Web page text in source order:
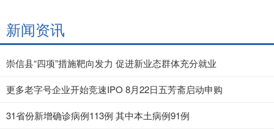
新闻资讯
崇信县“四项”措施靶向发力 促进新业态群体充分就业
更多老字号企业开始竞速IPO 8月22日五芳斋启动申购
31省份新增确诊病例113例 其中本土病例91例